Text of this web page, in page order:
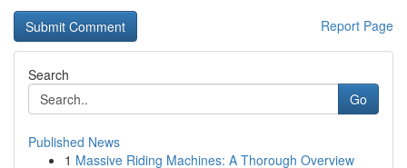
Report Page
Search
Go
Published News
1 Massive Riding Machines: A Thorough Overview